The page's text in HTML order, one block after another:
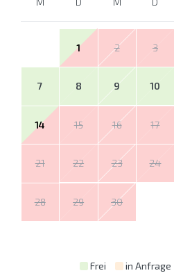
1 2 3
7 8 9 10
14 15 16 17
21 22 23 24
28 29 30
Frei in Anfrage